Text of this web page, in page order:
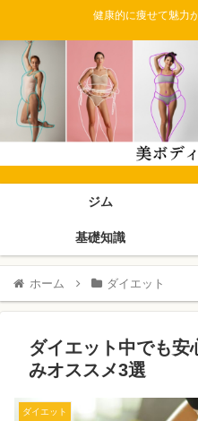
健康的に痩せて魅力
ジム
基礎知識
ホーム ダイエット
ダイエット中でも安
みオススメ3選
ダイエット